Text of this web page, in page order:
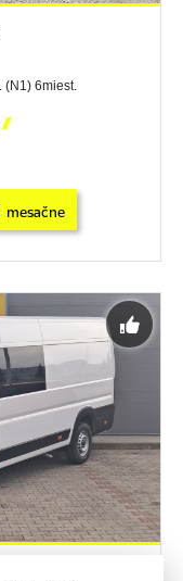
(N1) 6miest.

mesačne